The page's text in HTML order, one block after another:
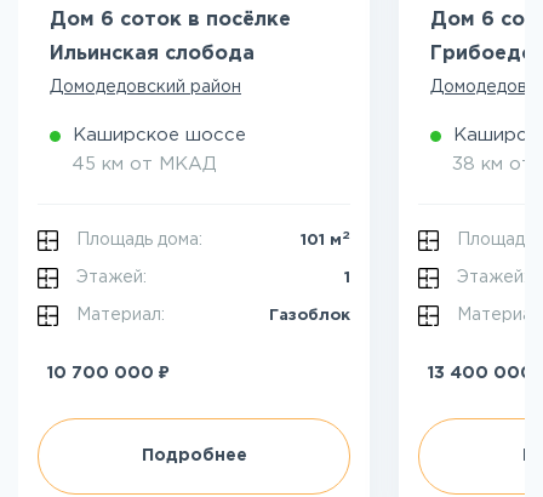
Дом 6 соток в посёлке
Ильинская слобода
Домодедовский район
Каширское шоссе
45 км от МКАД
Площадь дома: 101 м 2
Этажей: 1
Материал: Газоблок
10 700 000 ₽
Подробнее
Дом 6
38 км
Площадь
Этажей:
13 400 000